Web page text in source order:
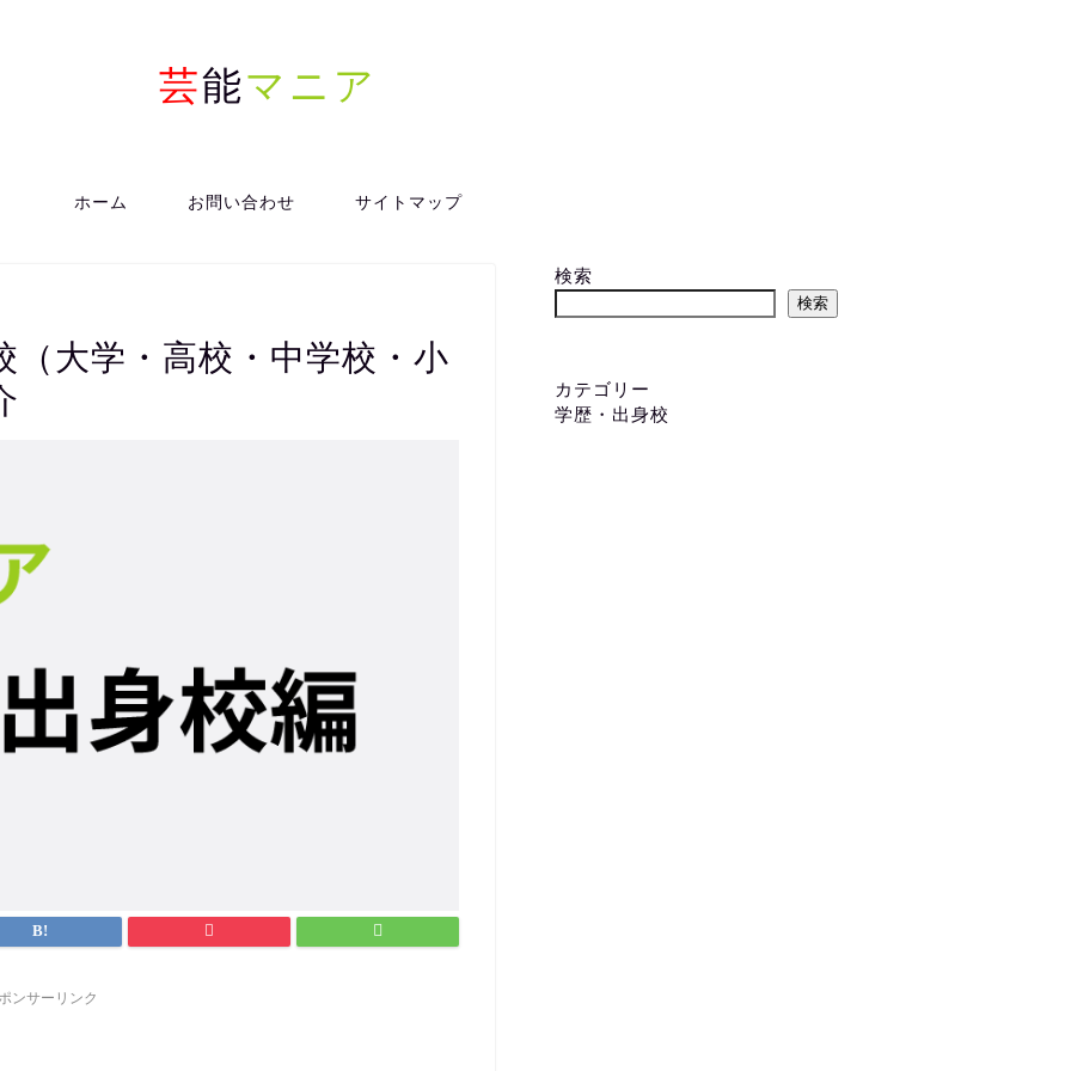
芸能マニア
ホーム お問い合わせ サイトマップ
（大学・高校・中学校・小
ンサーリンク
検索
検索
カテゴリー
学歴・出身校